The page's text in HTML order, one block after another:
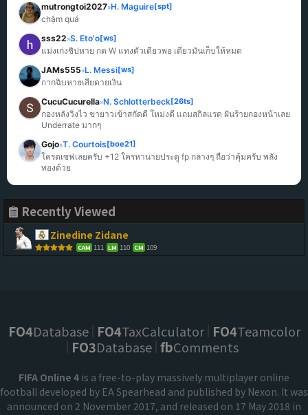
mutrongtoi2027»H. Maguire[spt]
chậm quá
sss22»S. Eto'o[ws]
แม่งเก่งชิปหาย กด W แทงตัวเดียวพอ เดี๋ยวมันเก็บให้หมด
JAMs555»L. Messi[ws]
กากฉิบหายเสียดายเงิน
CucuCucurella»N. Schlotterbeck[26ts]
กองหลังวิ่งไว ขายาวเข้าสกัดดี โหม่งดี แถมสกิลแรด ฝันร้ายกองหน้าเลย
Underrate มากๆ
Gojo»T. Courtois[boe21]
โครตเซฟเลยครับ +12 ใครหานายประตู fp กลางๆ ถือว่าคุ้มครับ พลัง
ทองด้วย
Recently Viewed
Zinedine Zidane
CAM 111 LM 110 CM 109
FO4Database FO4TaxCalculator FO4Teamcolor
FO3Database fbComments
FIFA Online 4 is a free-to-play massively multiplayer online
football developed by EA Spearhead and published by Nexon. It was
announced on 2 November 2017, and released on 17 May 2018 in